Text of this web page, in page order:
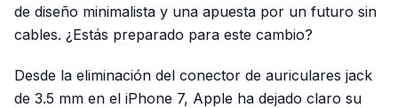
de diseño minimalista y una apuesta por un futuro sin
cables. ¿Estás preparado para este cambio?
Desde la eliminación del conector de auriculares jack
de 3.5 mm en el iPhone 7, Apple ha dejado claro su